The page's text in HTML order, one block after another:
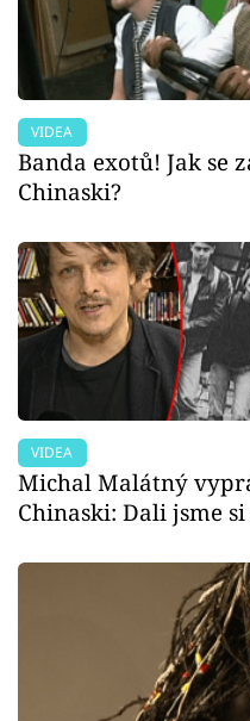
VIDEA
Banda exotů! Jak se
Chinaski?
VIDEA
Michal Malátný
Chinaski: Dali jsme